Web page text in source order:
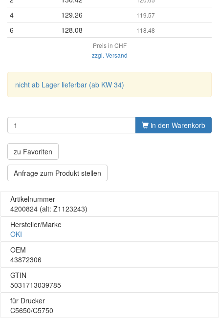
4 129.26 119.57
6 128.08
118.48
Preis in CHF
zzgl. Versand
nicht ab Lager lieferbar (ab KW 34)
in den Warenkorb
zu Favoriten
Anfrage zum Produkt stellen
Artikelnummer
4200824 (alt: Z1123243)
Hersteller/Marke
OKI
OEM
43872306
GTIN
5031713039785
für Drucker
C5650/C5750